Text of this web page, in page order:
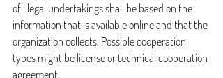
of illegal undertakings shall be based on the
information that is available online and that the
organization collects. Possible cooperation
types might be license or technical cooperation
agreement.